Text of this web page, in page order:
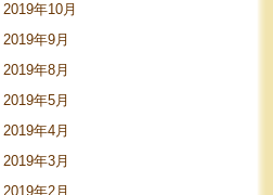
2019年10月
2019年9月
2019年8月
2019年5月
2019年4月
2019年3月
2019年2月